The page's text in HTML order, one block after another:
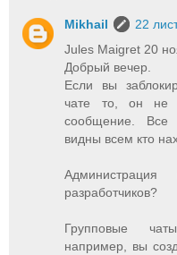
Mikhail
22
Jules Maigret 20
Добрый вечер.
Если вы
чате то, он не
сообщение. Все
видны всем кто
разработчиков?
Групповые
например, вы